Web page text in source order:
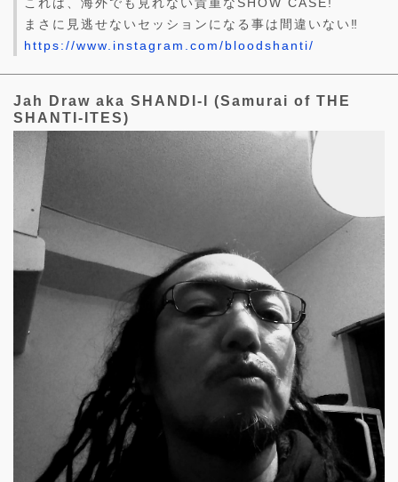
これは、海外でも見れない貴重なSHOW CASE!
まさに見逃せないセッションになる事は間違いない‼︎
https://www.instagram.com/bloodshanti/
Jah Draw aka SHANDI-I (Samurai of THE
SHANTI-ITES)